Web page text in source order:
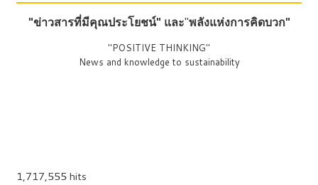
"ข่าวสารที่มีคุณประโยชน์" และ"พลังแห่งการคิดบวก"
"POSITIVE THINKING"
News and knowledge to sustainability
1,717,555 hits